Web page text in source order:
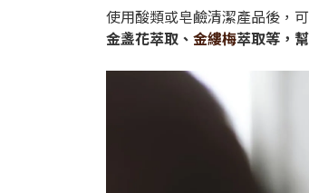
使用酸類或皂鹼清潔產品後，
金盞花萃取、 金縷梅萃取等，